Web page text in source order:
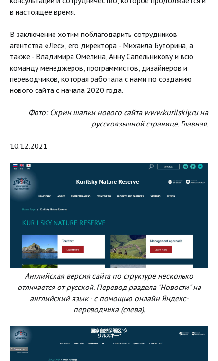
в настоящее время.
В заключение хотим поблагодарить сотрудников
агентства «Лес», его директора - Михаила Буторина, а
также - Владимира Омелина, Анну Сапельникову и всю
команду менеджеров, программистов, дизайнеров и
переводчиков, которая работала с нами по созданию
нового сайта с начала 2020 года.
Фото: Скрин шапки нового сайта www.kurilskiy.ru на
русскоязычной странице. Главная.
10.12.2021
Английская версия сайта по структуре несколько
отличается от русской. Перевод раздела "Новости" на
английский язык - с помощью онлайн Яндекс-
переводчика (слева).